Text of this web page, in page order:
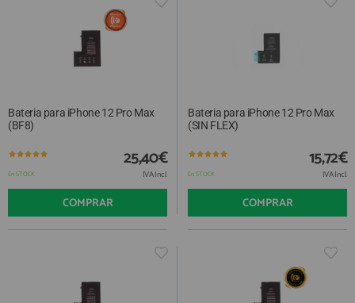
Bateria para iPhone 12 Pro Max
(BF8)
En STOCK
25,40€
IVA Incl.
COMPRAR
Bateria para iPhone 12 Pro Max
(SIN FLEX)
En STOCK
15,72€
IVA Incl.
COMPRAR